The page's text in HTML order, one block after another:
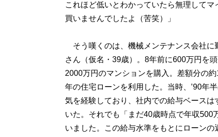
これほど低いとわかっていたら無理してマ
買いませんでしたよ（苦笑）」
そう嘆くのは、機械メンテナンス会社に
さん（仮名・39歳）。8年前に600万円を
2000万円のマンションを購入。差額分の
年の住宅ローンを利用した。当時、’90年
気を経験しており、社内での給与ベースは
いた。それでも「まだ40歳時点で年収500
いました。この給与水準をもとにローンの